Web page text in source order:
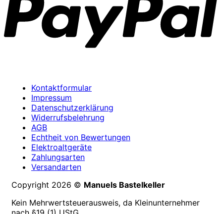
Kontaktformular
Impressum
Datenschutzerklärung
Widerrufsbelehrung
AGB
Echtheit von Bewertungen
Elektroaltgeräte
Zahlungsarten
Versandarten
Copyright 2026 © Manuels Bastelkeller
Kein Mehrwertsteuerausweis, da Kleinunternehmer